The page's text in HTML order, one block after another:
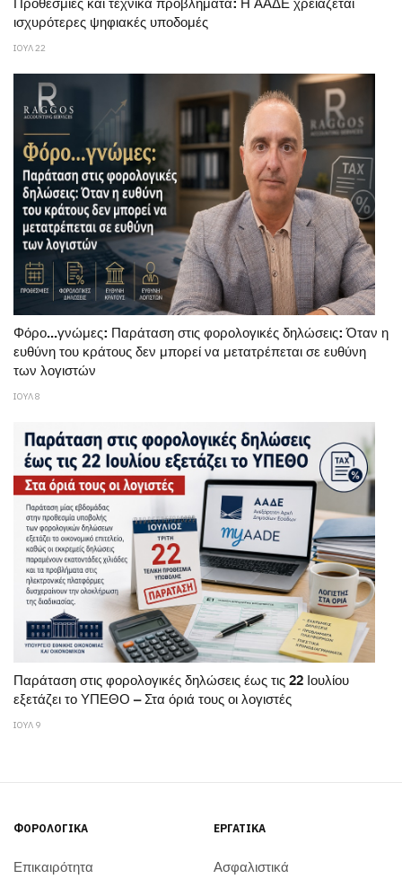
ισχυρότερες ψηφιακές υποδομές
ΙΟΥΛ 22
Φόρο...γνώμες: Παράταση στις φορολογικές δηλώσεις: Όταν η
ευθύνη του κράτους δεν μπορεί να μετατρέπεται σε ευθύνη
των λογιστών
ΙΟΥΛ 8
Παράταση στις φορολογικές δηλώσεις έως τις 22 Ιουλίου
εξετάζει το ΥΠΕΘΟ – Στα όριά τους οι λογιστές
ΙΟΥΛ 9
ΦΟΡΟΛΟΓΙΚΆ
Επικαιρότητα
ΕΡΓΑΤΙΚΆ
Ασφαλιστικά